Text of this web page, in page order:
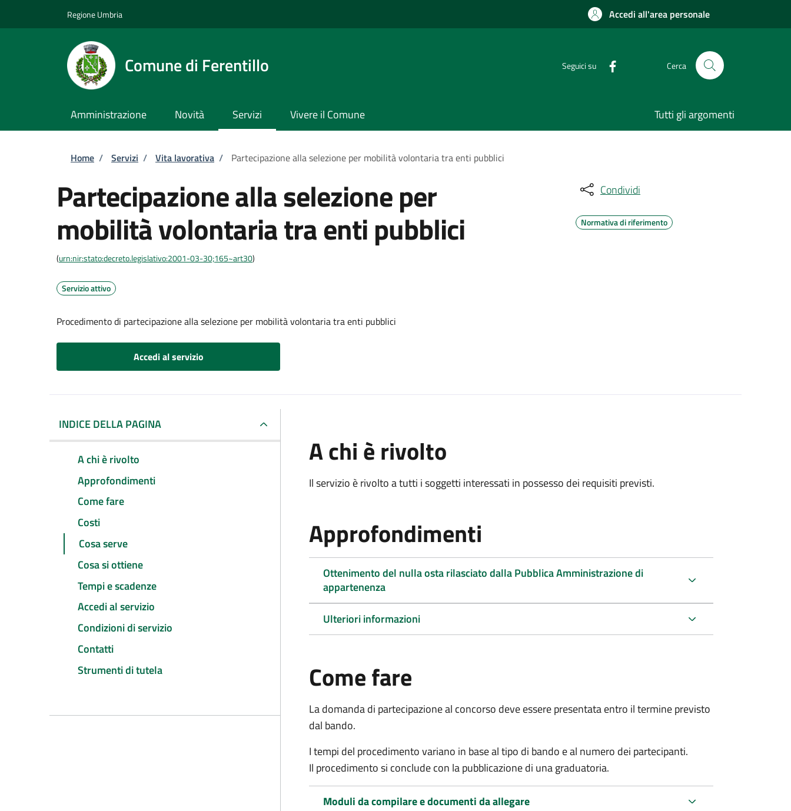
Regione Umbria Accedi all'area personale
Comune di Ferentillo Seguici su Cerca
Amministrazione Novità Servizi Vivere il Comune Tutti gli argomenti
Briciole di pane
Home / Servizi / Vita lavorativa / Partecipazione alla selezione per mobilità volontaria tra enti pubblici
Partecipazione alla selezione per
mobilità volontaria tra enti pubblici
(urn:nir:stato:decreto.legislativo:2001-03-30;165~art30)
Servizio attivo
Procedimento di partecipazione alla selezione per mobilità volontaria tra enti pubblici
Accedi al servizio
Condividi
Normativa di riferimento
INDICE DELLA PAGINA
A chi è rivolto
Approfondimenti
Come fare
Costi
Cosa serve
Cosa si ottiene
Tempi e scadenze
Accedi al servizio
Condizioni di servizio
Contatti
Strumenti di tutela
A chi è rivolto
Il servizio è rivolto a tutti i soggetti interessati in possesso dei requisiti previsti.
Approfondimenti
Ottenimento del nulla osta rilasciato dalla Pubblica Amministrazione di
appartenenza
Ulteriori informazioni
Come fare
La domanda di partecipazione al concorso deve essere presentata entro il termine previsto
dal bando.
I tempi del procedimento variano in base al tipo di bando e al numero dei partecipanti.
Il procedimento si conclude con la pubblicazione di una graduatoria.
Moduli da compilare e documenti da allegare